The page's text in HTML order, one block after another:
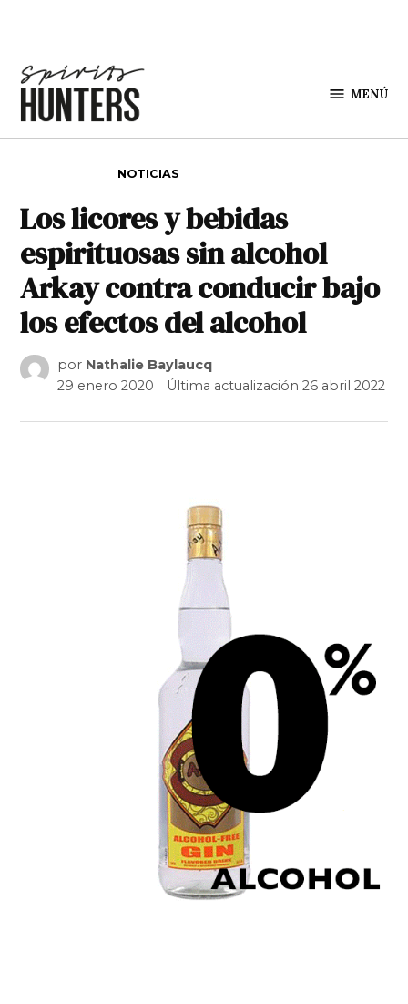
MENÚ
NOTICIAS
Los licores y bebidas
espirituosas sin alcohol
Arkay contra conducir bajo
los efectos del alcohol
por Nathalie Baylaucq
29 enero 2020
Última actualización26 abril 2022